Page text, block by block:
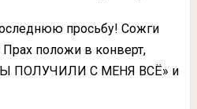
просьбу! Сожги
положи в конверт,
ПОЛУЧИЛИ С МЕНЯ ВСЁ» и